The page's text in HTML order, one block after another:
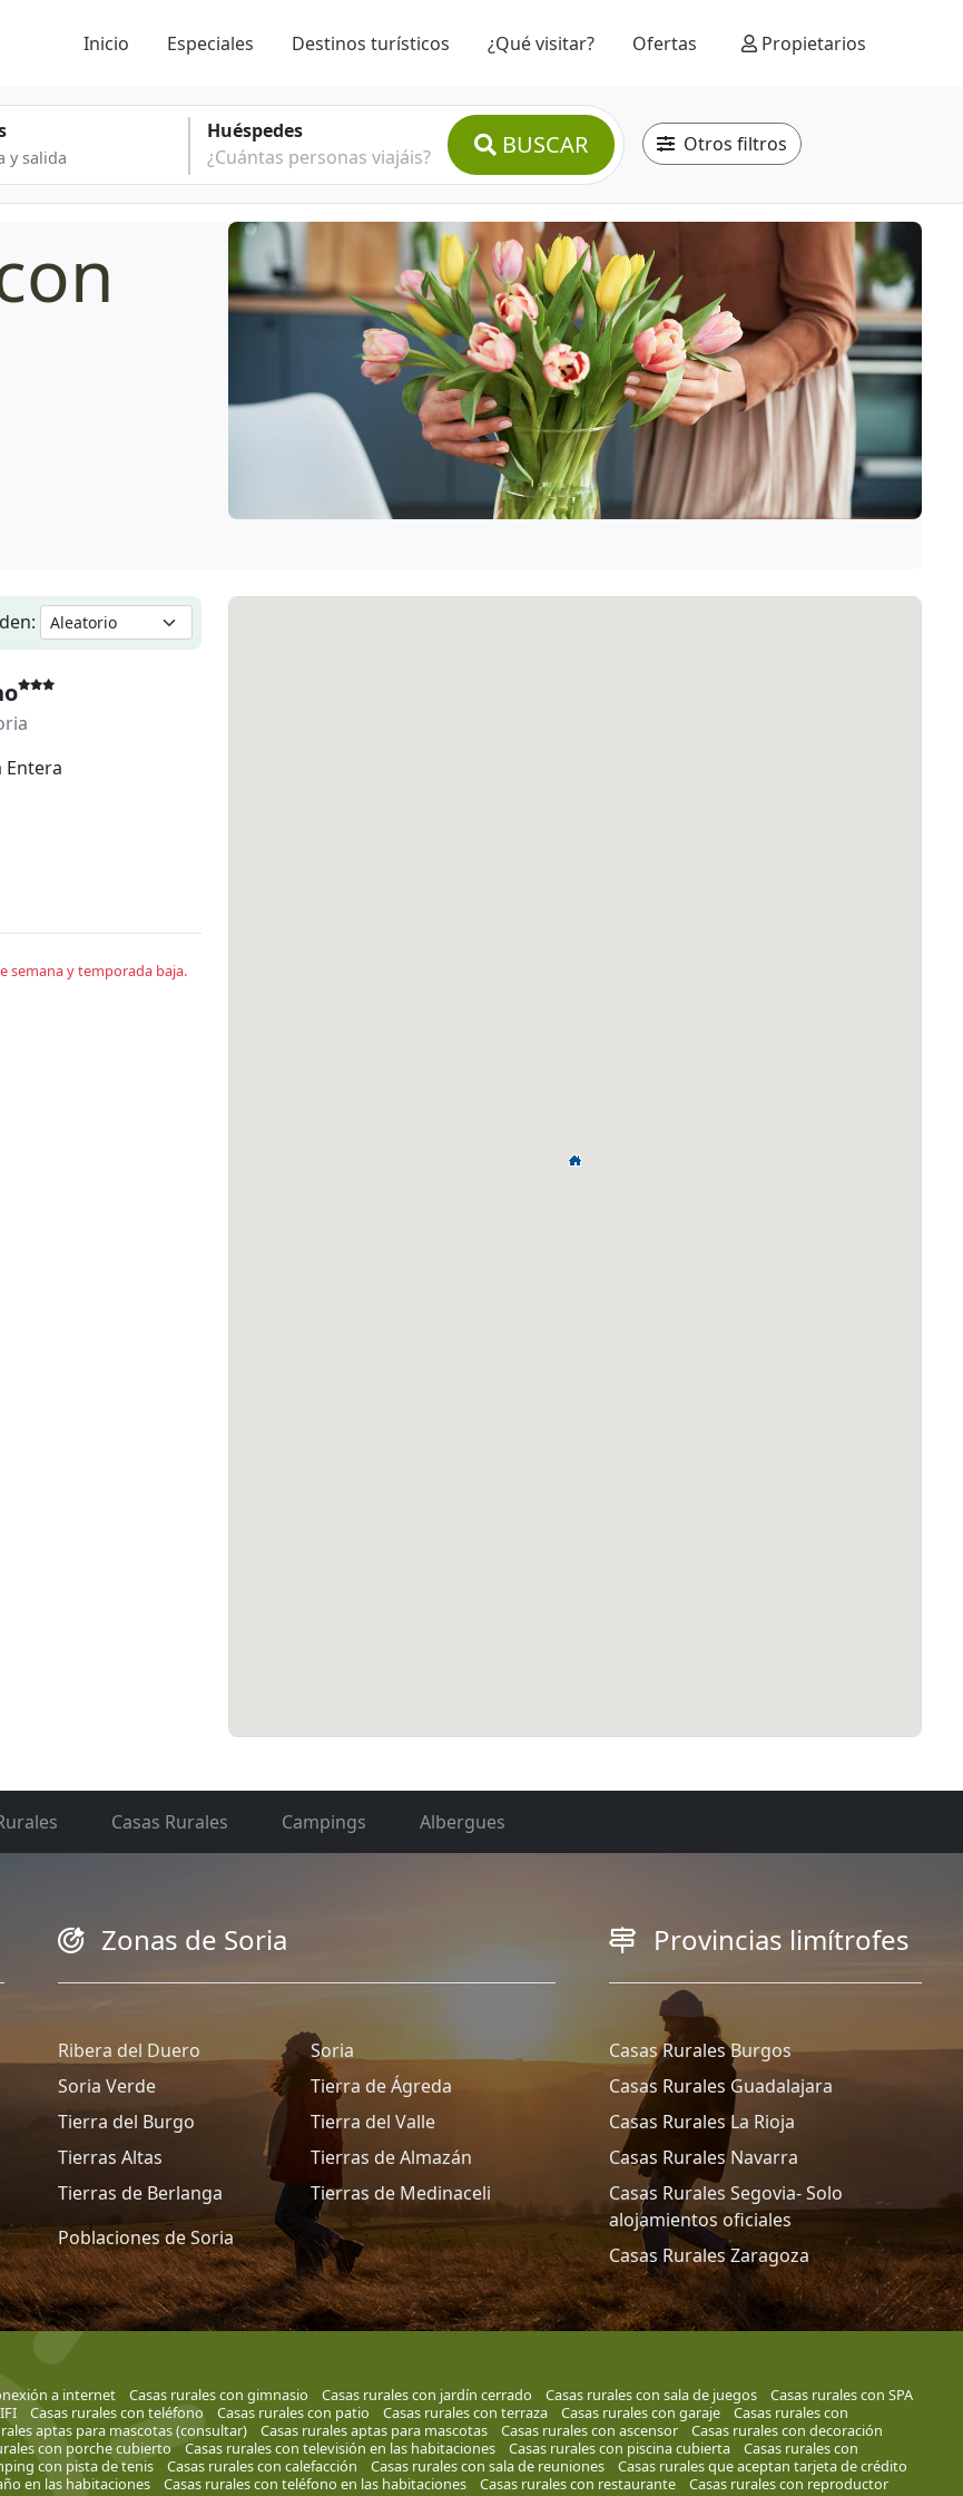
Inicio Especiales Destinos turísticos ¿Qué visitar? Ofertas Propietarios
Huéspedes
¿Cuántas personas viajáis?
BUSCAR Otros filtros
Entera
semana y temporada baja.
Casas Rurales Campings Albergues
Zonas de Soria
Ribera del Duero
Soria
Soria Verde
Tierra de Ágreda
Tierra del Burgo
Tierra del Valle
Tierras Altas
Tierras de Almazán
Tierras de Berlanga
Tierras de Medinaceli
Poblaciones de Soria
Provincias limítrofes
Casas Rurales Burgos
Casas Rurales Guadalajara
Casas Rurales La Rioja
Casas Rurales Navarra
Casas Rurales Segovia- Solo
alojamientos oficiales
Casas Rurales Zaragoza
a internet Casas rurales con gimnasio Casas rurales con jardín cerrado Casas rurales con sala de juegos
Casas rurales con SPA
Casas rurales con teléfono Casas rurales con patio Casas rurales con terraza Casas rurales con garaje
Casas rurales con
aptas para mascotas (consultar) Casas rurales aptas para mascotas Casas rurales con ascensor
Casas rurales con decoración
con porche cubierto Casas rurales con televisión en las habitaciones Casas rurales con piscina cubierta
Casas rurales con
con pista de tenis Casas rurales con calefacción Casas rurales con sala de reuniones
Casas rurales que aceptan tarjeta de crédito
en las habitaciones
Casas rurales con teléfono en las habitaciones Casas rurales con restaurante
Casas rurales con reproductor